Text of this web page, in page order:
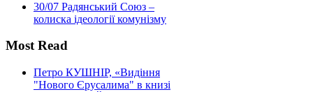
30/07 Радянський Союз –
колиска ідеології комунізму
Most Read
Петро КУШНІР, «Видіння
"Нового Єрусалима" в книзі